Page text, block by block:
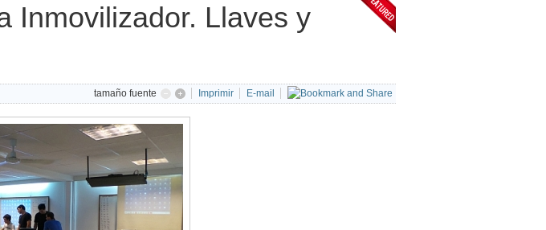
Inmovilizador. Llaves y
tamaño fuente Imprimir E-mail